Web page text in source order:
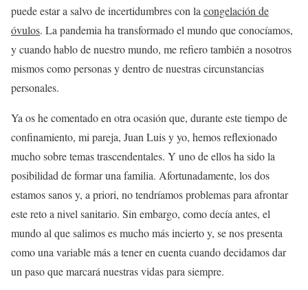
puede estar a salvo de incertidumbres con la congelación de
óvulos. La pandemia ha transformado el mundo que conocíamos,
y cuando hablo de nuestro mundo, me refiero también a nosotros
mismos como personas y dentro de nuestras circunstancias
personales.
Ya os he comentado en otra ocasión que, durante este tiempo de
confinamiento, mi pareja, Juan Luis y yo, hemos reflexionado
mucho sobre temas trascendentales. Y uno de ellos ha sido la
posibilidad de formar una familia. Afortunadamente, los dos
estamos sanos y, a priori, no tendríamos problemas para afrontar
este reto a nivel sanitario. Sin embargo, como decía antes, el
mundo al que salimos es mucho más incierto y, se nos presenta
como una variable más a tener en cuenta cuando decidamos dar
un paso que marcará nuestras vidas para siempre.